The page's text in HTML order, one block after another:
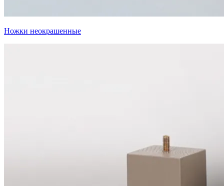
Ножки неокрашенные